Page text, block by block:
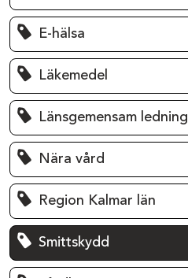
E-hälsa
Läkemedel
Länsgemensam ledning
Nära vård
Region Kalmar län
Smittskydd